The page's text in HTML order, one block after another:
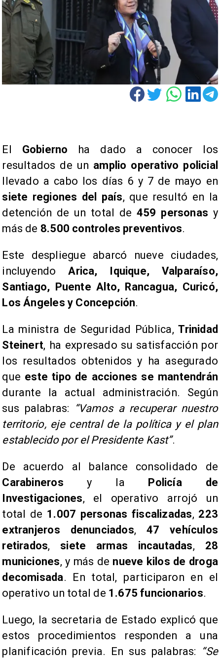
El Gobierno ha dado a conocer los
resultados de un amplio operativo policial
llevado a cabo los días 6 y 7 de mayo en
siete regiones del país, que resultó en la
detención de un total de459 personas y
más de 8.500 controles preventivos.
Este despliegue abarcó nueve ciudades,
incluyendoArica, Iquique, Valparaíso,
Santiago, Puente Alto, Rancagua, Curicó,
Los Ángeles y Concepción.
La ministra de Seguridad Pública,Trinidad
Steinert, ha expresado su satisfacción por
los resultados obtenidos y ha asegurado
que este tipo de acciones se mantendrán
durante la actual administración. Según
sus palabras:
“Vamos a recuperar nuestro
territorio, eje central de la política y el plan
establecido por el Presidente Kast”.
De acuerdo al balance consolidado de
Carabineros y la Policía de
Investigaciones, el operativo arrojó un
total de 1.007 personas fiscalizadas, 223
extranjeros denunciados, 47 vehículos
retirados, siete armas incautadas, 28
municiones, y más de nueve kilos de droga
decomisada. En total, participaron en el
operativo un total de 1.675 funcionarios.
Luego, la secretaria de Estado explicó que
estos procedimientos responden a una
planificación previa. En sus palabras:
“Se